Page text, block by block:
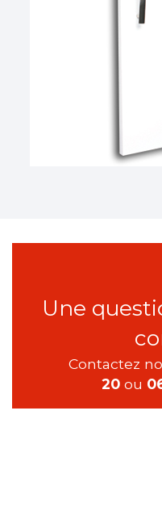
Une
Contactez
20 ou